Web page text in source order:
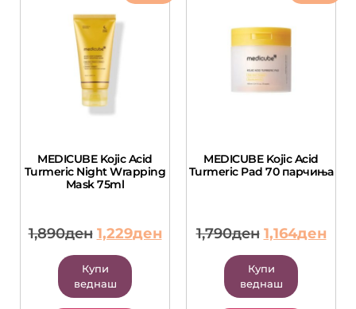
MEDICUBE Kojic Acid
Turmeric Night Wrapping
Mask 75ml
1,890ден 1,229ден
Купи
веднаш
MEDICUBE Kojic Acid
Turmeric Pad 70 парчиња
1,790ден 1,164ден
Купи
веднаш